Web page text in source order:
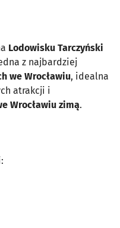
Lodowisku Tarczyński
z najbardziej
we Wrocławiu, idealna
atrakcji i
Wrocławiu zimą.